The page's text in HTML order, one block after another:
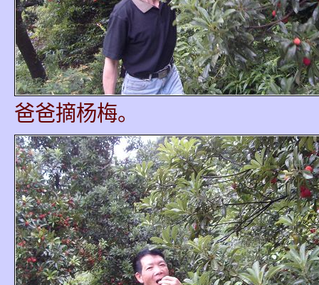
爸爸摘杨梅。